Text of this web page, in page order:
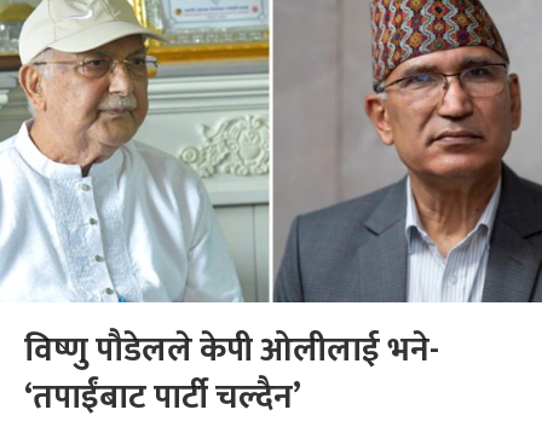
विष्णु पौडेलले केपी ओलीलाई भने-
‘तपाईंबाट पार्टी चल्दैन’